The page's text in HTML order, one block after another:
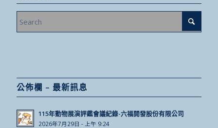
公佈欄 – 最新訊息
115年動物展演評鑑會議紀錄-六福開發股份有限公司
2026年7月29日 - 上午 9:24